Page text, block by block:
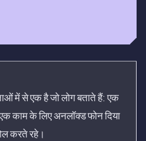
में से एक है जो लोग बताते हैं: एक
काम के लिए अनलॉक्ड फोन दिया
करते रहे।